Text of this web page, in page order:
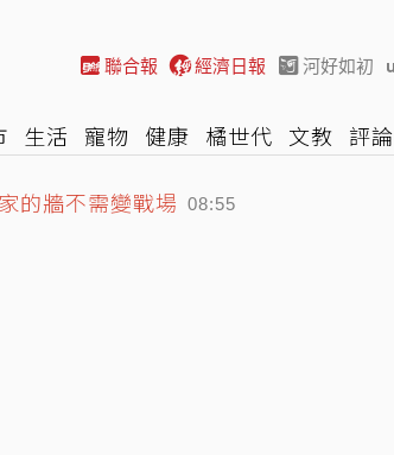
聯合報 經濟日報 河好如初
生活 寵物 健康 橘世代 文教 評論
歲
的牆不需變戰場 08:55